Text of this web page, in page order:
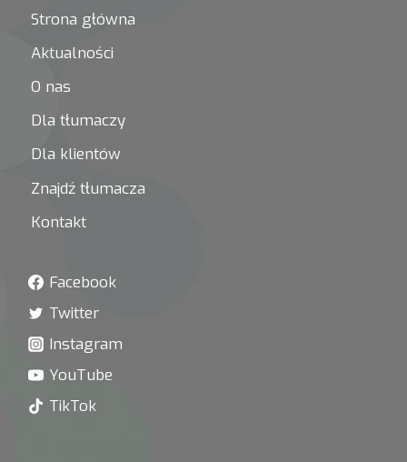
Strona główna
Aktualności
O nas
Dla tłumaczy
Dla klientów
Znajdź tłumacza
Kontakt
Facebook
Twitter
Instagram
YouTube
TikTok